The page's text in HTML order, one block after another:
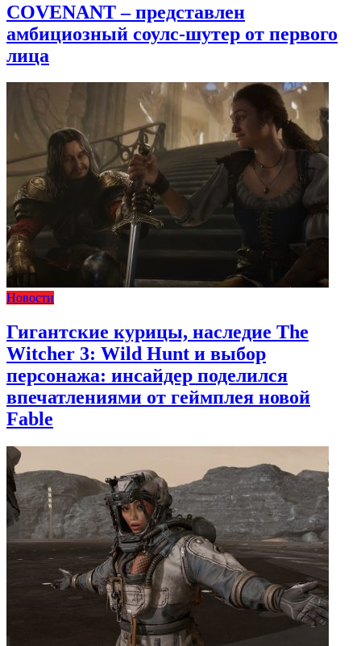
COVENANT – представлен
амбициозный соулс-шутер от первого
лица
Новости
Гигантские курицы, наследие The
Witcher 3: Wild Hunt и выбор
персонажа: инсайдер поделился
впечатлениями от геймплея новой
Fable